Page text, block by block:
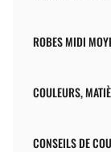
ROBES MIDI
COULEURS,
CONSEILS DE